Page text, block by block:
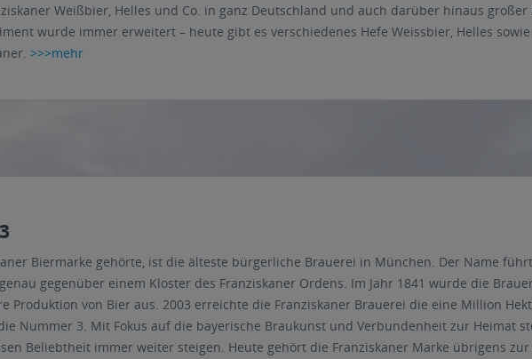
Weißbier, Helles und Co. in ganz Deutschland und auch darüber hinaus großer
wurde immer erweitert – heute gibt es verschiedenes Hefe Weissbier, Helles
>>>mehr
Biermarke gehörte, ist die älteste bürgerliche Brauerei in München. Der Name
gegenüber einem Kloster des Franziskaner Ordens. Im Jahr 1841 wurde die
Produktion von Bier aus. 2003 erreichte die Franziskaner Brauerei die eine Million
Nummer 3. Mit Fokus auf die bayerische Braukunst und Verbundenheit zur Heimat
Beliebtheit immer weiter steigen. Heute gehört die Franziskaner Marke übrigens